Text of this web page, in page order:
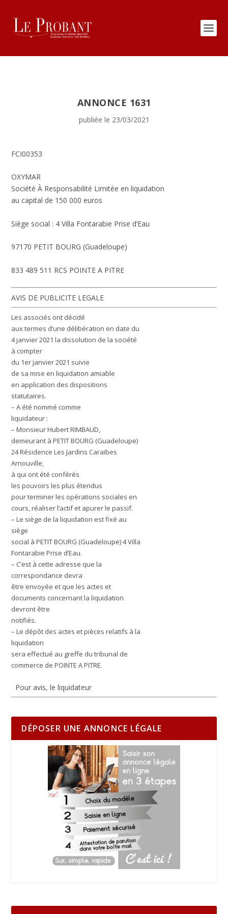
ANNONCE 1631
publiée le 23/03/2021
FCI00353
OXYMAR
Société À Responsabilité Limitée en liquidation
au capital de 150 000 euros
Siège social : 4 Villa Fontarabie Prise d’Eau
97170 PETIT BOURG (Guadeloupe)
833 489 511 RCS POINTE A PITRE
AVIS DE PUBLICITE LEGALE
Les associés ont décidé
aux termes d’une délibération en date du
4 janvier 2021 la dissolution de la société
à compter
du 1er janvier 2021 suivie
de sa mise en liquidation amiable
en application des dispositions
statutaires.
– A été nommé comme
liquidateur :
– Monsieur Hubert RIMBAUD,
demeurant à PETIT BOURG (Guadeloupe)
24 Résidence Les Jardins Caraïbes
Arnouville,
à qui ont été conférés
les pouvoirs les plus étendus
pour terminer les opérations sociales en
cours, réaliser l’actif et apurer le passif.
– Le siège de la liquidation est fixé au
siège
social à PETIT BOURG (Guadeloupe) 4 Villa
Fontarabie Prise d’Eau.
– C’est à cette adresse que la
correspondance devra
être envoyée et que les actes et
documents concernant la liquidation
devront être
notifiés.
– Le dépôt des actes et pièces relatifs à la
liquidation
sera effectué au greffe du tribunal de
commerce de POINTE A PITRE.
Pour avis, le liquidateur
DÉPOSER UNE ANNONCE LÉGALE